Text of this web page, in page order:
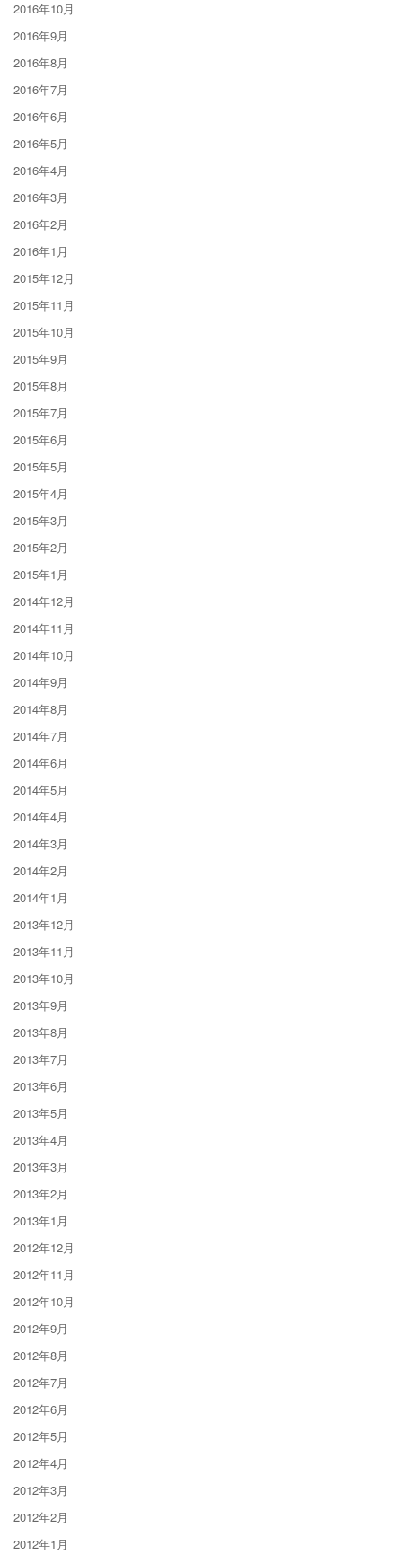
2016年10月
2016年9月
2016年8月
2016年7月
2016年6月
2016年5月
2016年4月
2016年3月
2016年2月
2016年1月
2015年12月
2015年11月
2015年10月
2015年9月
2015年8月
2015年7月
2015年6月
2015年5月
2015年4月
2015年3月
2015年2月
2015年1月
2014年12月
2014年11月
2014年10月
2014年9月
2014年8月
2014年7月
2014年6月
2014年5月
2014年4月
2014年3月
2014年2月
2014年1月
2013年12月
2013年11月
2013年10月
2013年9月
2013年8月
2013年7月
2013年6月
2013年5月
2013年4月
2013年3月
2013年2月
2013年1月
2012年12月
2012年11月
2012年10月
2012年9月
2012年8月
2012年7月
2012年6月
2012年5月
2012年4月
2012年3月
2012年2月
2012年1月